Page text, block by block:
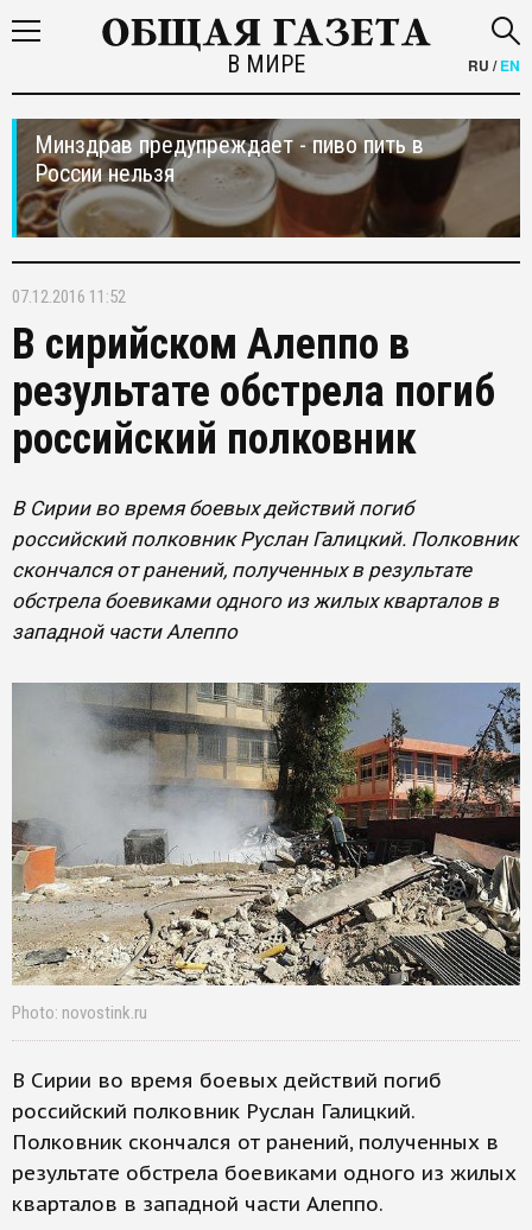
В МИРЕ RU /EN
Минздрав предупреждает - пиво пить в
России нельзя
07.12.2016 11:52
В сирийском Алеппо в
результате обстрела погиб
российский полковник
В Сирии во время боевых действий погиб
российский полковник Руслан Галицкий. Полковник
скончался от ранений, полученных в результате
обстрела боевиками одного из жилых кварталов в
западной части Алеппо
Photo: novostink.ru
В Сирии во время боевых действий погиб
российский полковник Руслан Галицкий.
Полковник скончался от ранений, полученных в
результате обстрела боевиками одного из жилых
кварталов в западной части Алеппо.